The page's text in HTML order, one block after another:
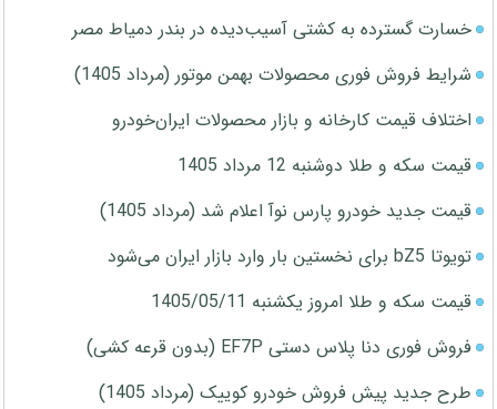
خسارت گسترده به کشتی آسیب‌دیده در بندر دمیاط مصر
شرایط فروش فوری محصولات بهمن موتور (مرداد 1405)
اختلاف قیمت کارخانه و بازار محصولات ایران‌خودرو
قیمت سکه و طلا دوشنبه 12 مرداد 1405
قیمت جدید خودرو پارس نوآ اعلام شد (مرداد 1405)
تویوتا bZ5 برای نخستین بار وارد بازار ایران می‌شود
قیمت سکه و طلا امروز یکشنبه 1405/05/11
فروش فوری دنا پلاس دستی EF7P (بدون قرعه کشی)
طرح جدید پیش فروش خودرو کوییک (مرداد 1405)